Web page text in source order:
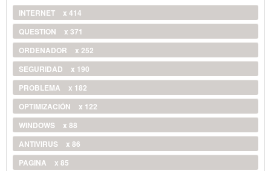
INTERNET
x 414
QUESTION
x 371
ORDENADOR
x 252
SEGURIDAD
x 190
PROBLEMA
x 182
OPTIMIZACIÓN
x 122
WINDOWS
x 88
ANTIVIRUS
x 86
PAGINA
x 85